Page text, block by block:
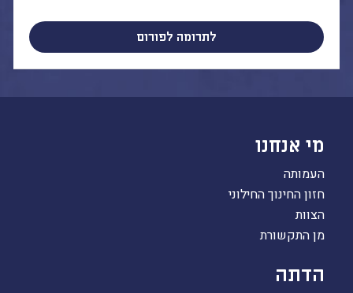
לתרומה לפורום
מי אנחנו
העמותה
חזון החינוך החילוני
הצוות
מן התקשורת
הדתה